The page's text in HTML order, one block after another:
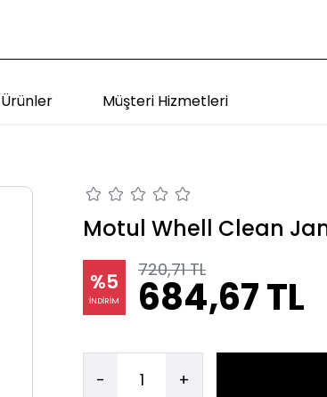
Müşteri Hizmetleri
Motul Whell Clean
%5
İNDİRİM
720,71 TL
684,67 TL
- +